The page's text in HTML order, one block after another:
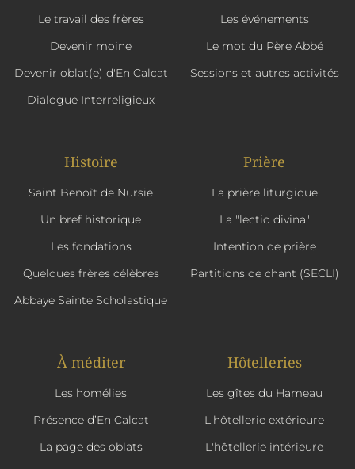
Le travail des frères
Devenir moine
Devenir oblat(e) d'En Calcat
Dialogue Interreligieux
Les événements
Le mot du Père Abbé
Sessions et autres activités
Histoire
Saint Benoît de Nursie
Un bref historique
Les fondations
Quelques frères célèbres
Abbaye Sainte Scholastique
Prière
La prière liturgique
La "lectio divina"
Intention de prière
Partitions de chant (SECLI)
À méditer
Les homélies
Présence d’En Calcat
La page des oblats
Hôtelleries
Les gîtes du Hameau
L'hôtellerie extérieure
L'hôtellerie intérieure